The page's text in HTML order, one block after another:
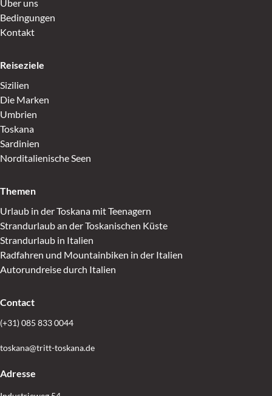
Über uns
Bedingungen
Kontakt
Reiseziele
Sizilien
Die Marken
Umbrien
Toskana
Sardinien
Norditalienische Seen
Themen
Urlaub in der Toskana mit Teenagern
Strandurlaub an der Toskanischen Küste
Strandurlaub in Italien
Radfahren und Mountainbiken in der Italien
Autorundreise durch Italien
Contact
(+31) 085 833 0044
toskana@tritt-toskana.de
Adresse